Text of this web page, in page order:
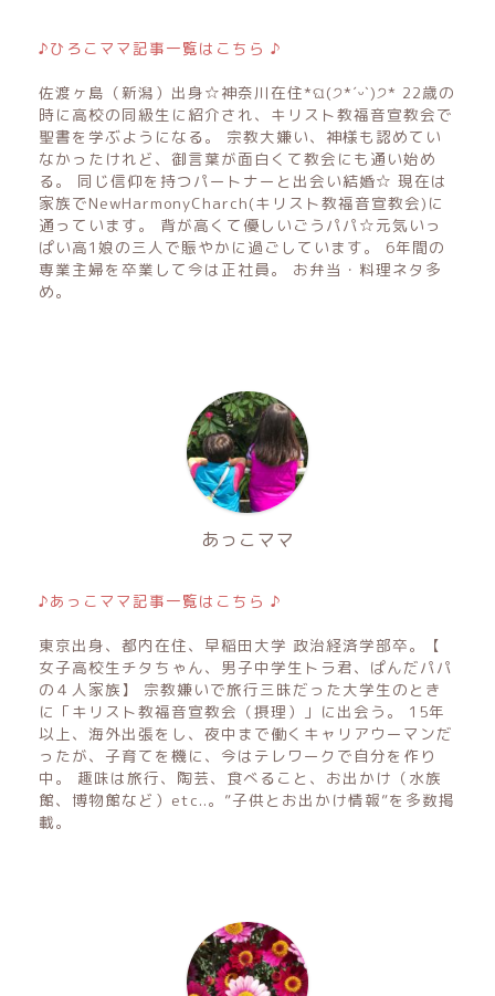
♪ひろこママ記事一覧はこちら ♪
佐渡ヶ島（新潟）出身☆神奈川在住*ଘ(੭*ˊᵕˋ)੭* 22歳の
時に高校の同級生に紹介され、キリスト教福音宣教会で
聖書を学ぶようになる。 宗教大嫌い、神様も認めてい
なかったけれど、御言葉が面白くて教会にも通い始め
る。 同じ信仰を持つパートナーと出会い結婚☆ 現在は
家族でNewHarmonyCharch(キリスト教福音宣教会)に
通っています。 背が高くて優しいごうパパ☆元気いっ
ぱい高1娘の三人で賑やかに過ごしています。 6年間の
専業主婦を卒業して今は正社員。 お弁当・料理ネタ多
め。
あっこママ
♪あっこママ記事一覧はこちら ♪
東京出身、都内在住、早稲田大学 政治経済学部卒。【
女子高校生チタちゃん、男子中学生トラ君、ぱんだパパ
の４人家族】 宗教嫌いで旅行三昧だった大学生のとき
に「キリスト教福音宣教会（摂理）」に出会う。 15年
以上、海外出張をし、夜中まで働くキャリアウーマンだ
ったが、子育てを機に、今はテレワークで自分を作り
中。 趣味は旅行、陶芸、食べること、お出かけ（水族
館、博物館など）etc..。”子供とお出かけ情報”を多数掲
載。